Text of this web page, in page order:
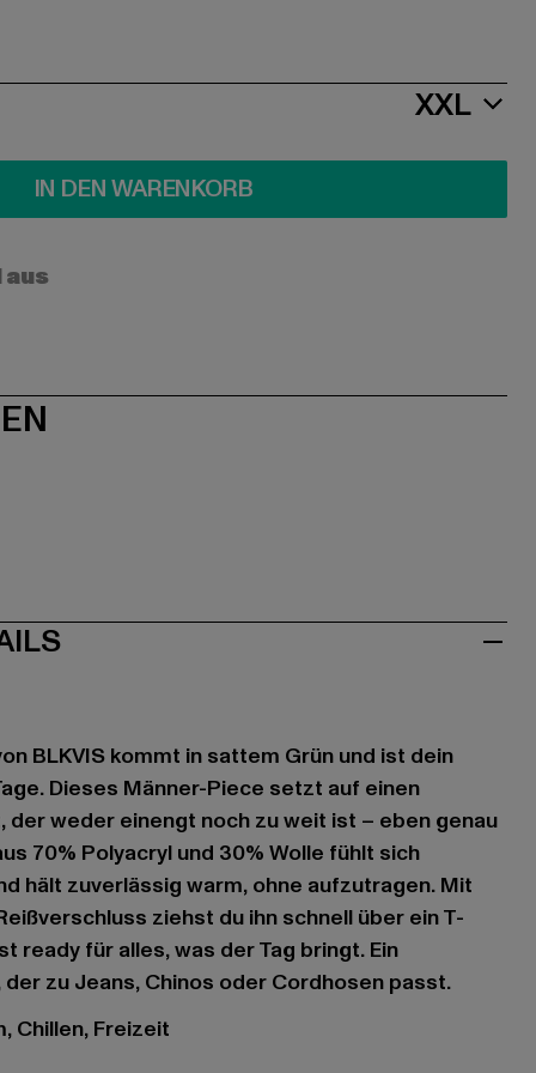
XXL
IN DEN WARENKORB
BLKVIS kommt in sattem Grün und ist dein
Dieses Männer-Piece setzt auf einen
der weder einengt noch zu weit ist – eben genau
70% Polyacryl und 30% Wolle fühlt sich
hält zuverlässig warm, ohne aufzutragen. Mit
ziehst du ihn schnell über ein T-
ready für alles, was der Tag bringt. Ein
zu Jeans, Chinos oder Cordhosen passt.
Chillen, Freizeit